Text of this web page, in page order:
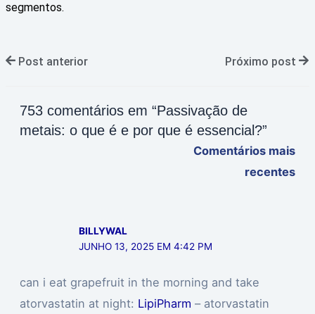
segmentos.
Post anterior Próximo post
753 comentários em “Passivação de
metais: o que é e por que é essencial?”
Comentários mais
recentes
BILLYWAL
JUNHO 13, 2025 EM 4:42 PM
can i eat grapefruit in the morning and take
atorvastatin at night: LipiPharm – atorvastatin